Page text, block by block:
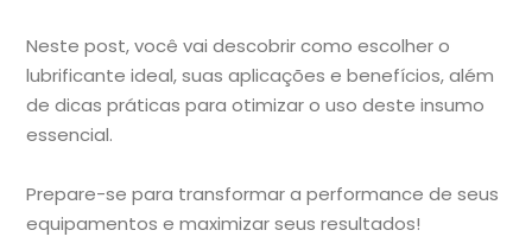
Neste post, você vai descobrir como escolher o
lubrificante ideal, suas aplicações e benefícios, além
de dicas práticas para otimizar o uso deste insumo
essencial.
Prepare-se para transformar a performance de seus
equipamentos e maximizar seus resultados!